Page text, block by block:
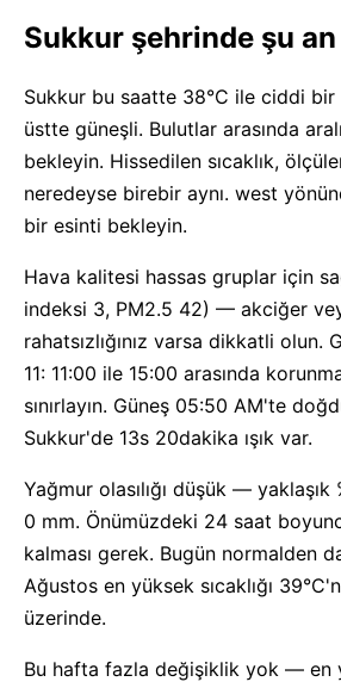
Sukkur şehrinde şu an
Sukkur bu saatte 38°C ile ciddi bir
üstte güneşli. Bulutlar arasında
bekleyin. Hissedilen sıcaklık,
neredeyse birebir aynı. west
bir esinti bekleyin.
Hava kalitesi hassas gruplar için
indeksi 3, PM2.5 42) — akciğer
rahatsızlığınız varsa dikkatli olun.
11: 11:00 ile 15:00 arasında
sınırlayın. Güneş 05:50 AM'te
Sukkur'de 13s 20dakika ışık var.
Yağmur olasılığı düşük —
0 mm. Önümüzdeki 24 saat
kalması gerek. Bugün normalden
Ağustos en yüksek sıcaklığı
üzerinde.
Bu hafta fazla değişiklik yok — en